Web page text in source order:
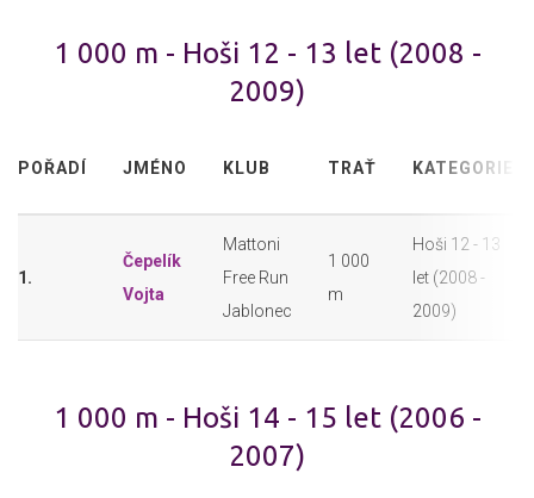
1 000 m - Hoši 12 - 13 let (2008 -
2009)
POŘADÍ JMÉNO KLUB TRAŤ KATEGORIE
1.
Čepelík
Vojta
Mattoni
Free Run
Jablonec
1 000
m
Hoši 12 - 13
let (2008 -
2009)
1 000 m - Hoši 14 - 15 let (2006 -
2007)